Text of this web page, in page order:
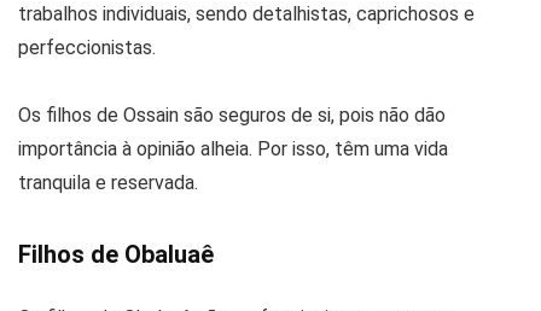
trabalhos individuais, sendo detalhistas, caprichosos e
perfeccionistas.
Os filhos de Ossain são seguros de si, pois não dão
importância à opinião alheia. Por isso, têm uma vida
tranquila e reservada.
Filhos de Obaluaê